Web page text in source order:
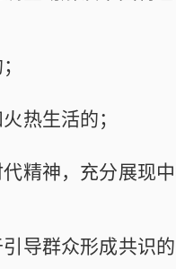
热生活的；
精神，充分展现
导群众形成共识的